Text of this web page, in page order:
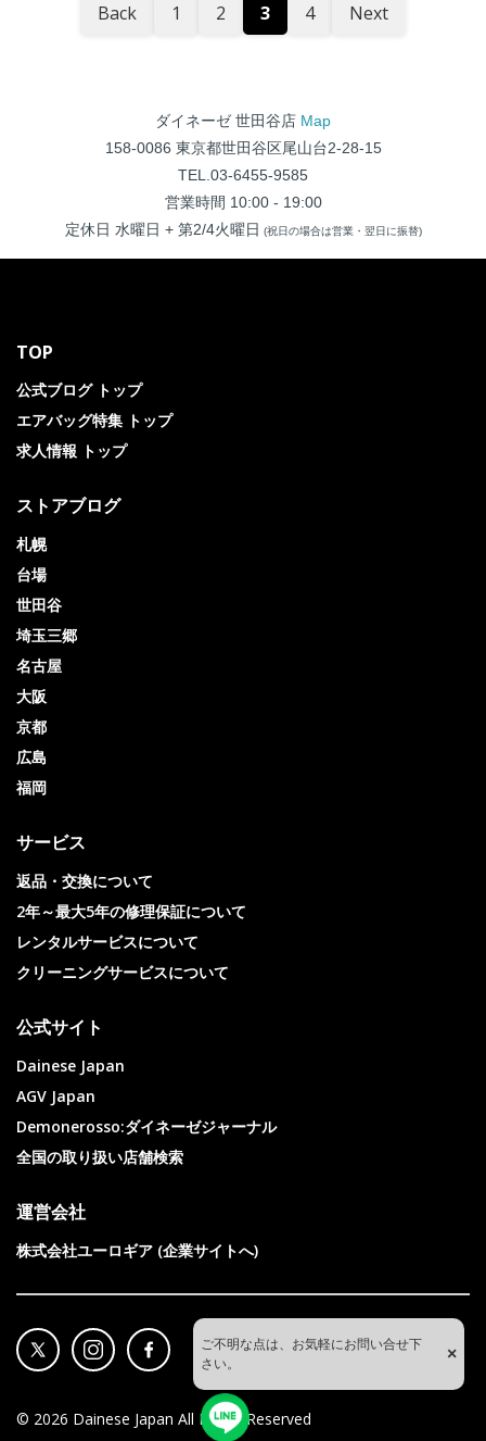
Back 1 2 3 4 Next
ご不明な点は、お気軽にお問い合せ下
さい。
×
ダイネーゼ 世田谷店 Map
158-0086 東京都世田谷区尾山台2-28-15
TEL.03-6455-9585
営業時間 10:00 - 19:00
定休日 水曜日 + 第2/4火曜日 (祝日の場合は営業・翌日に振替)
TOP
公式ブログ トップ
エアバッグ特集 トップ
求人情報 トップ
ストアブログ
札幌
台場
世田谷
埼玉三郷
名古屋
大阪
京都
広島
福岡
サービス
返品・交換について
2年～最大5年の修理保証について
レンタルサービスについて
クリーニングサービスについて
公式サイト
Dainese Japan
AGV Japan
Demonerosso:ダイネーゼジャーナル
全国の取り扱い店舗検索
運営会社
株式会社ユーロギア (企業サイトへ)
© 2026 Dainese Japan All Rights Reserved